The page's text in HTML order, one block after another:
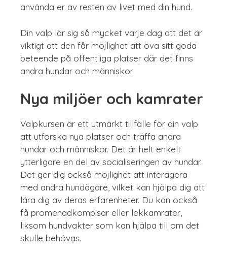
använda er av resten av livet med din hund.
Din valp lär sig så mycket varje dag att det är
viktigt att den får möjlighet att öva sitt goda
beteende på offentliga platser där det finns
andra hundar och människor.
Nya miljöer och kamrater
Valpkursen är ett utmärkt tillfälle för din valp
att utforska nya platser och träffa andra
hundar och människor. Det är helt enkelt
ytterligare en del av socialiseringen av hundar.
Det ger dig också möjlighet att interagera
med andra hundägare, vilket kan hjälpa dig att
lära dig av deras erfarenheter. Du kan också
få promenadkompisar eller lekkamrater,
liksom hundvakter som kan hjälpa till om det
skulle behövas.